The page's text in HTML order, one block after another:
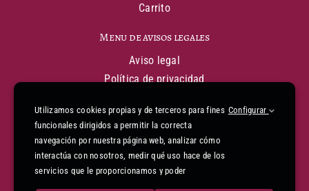
Carrito
Menu de avisos legales
Aviso legal
Política de privacidad
Condiciones generales de venta
Declaración de financiación
Informe de accesibilidad
Mapa web
Utilizamos cookies propias y de terceros para fines
funcionales dirigidos a permitir la correcta
navegación por nuestra página web, analizar cómo
interactúa con nosotros, medir qué uso hace de los
servicios que le proporcionamos y poder
Configurar